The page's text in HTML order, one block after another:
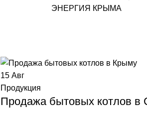
ЭНЕРГИЯ КРЫМА
15Авг
Продукция
Продажа бытовых котлов